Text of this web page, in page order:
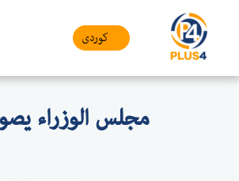
کوردی
مجلس الوزراء